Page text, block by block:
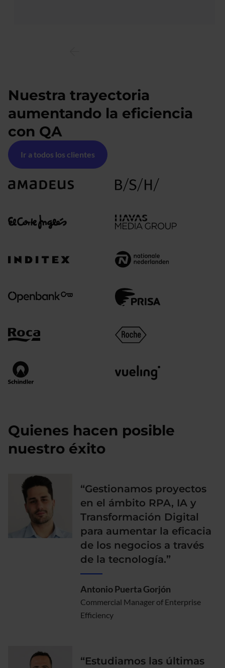
Nuestra trayectoria
aumentando la eficiencia
con QA
Ir a todos los clientes
Quienes hacen posible
nuestro éxito
“Gestionamos proyectos
en el ámbito RPA, IA y
Transformación Digital
para aumentar la eficacia
de los negocios a través
de la tecnología.”
Antonio Puerta Gorjón
Commercial Manager of Enterprise
Efficiency
“Estudiamos las últimas